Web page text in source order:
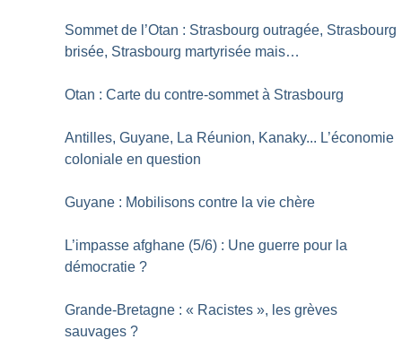
Sommet de l’Otan : Strasbourg outragée, Strasbourg
brisée, Strasbourg martyrisée mais…
Otan : Carte du contre-sommet à Strasbourg
Antilles, Guyane, La Réunion, Kanaky... L’économie
coloniale en question
Guyane : Mobilisons contre la vie chère
L’impasse afghane (5/6) : Une guerre pour la
démocratie ?
Grande-Bretagne : « Racistes », les grèves
sauvages ?